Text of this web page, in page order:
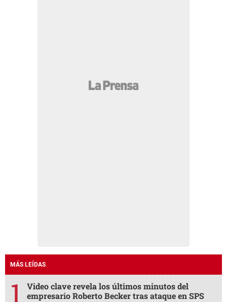
MÁS LEÍDAS
Video clave revela los últimos minutos del
empresario Roberto Becker tras ataque en SPS